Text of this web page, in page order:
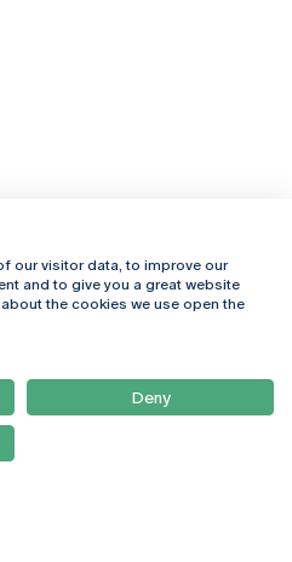
Campus Online
Webmail
Como Chegar
Newsletter
our visitor data, to improve our
and to give you a great website
the cookies we use open the
Deny